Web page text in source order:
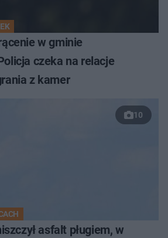
w gminie
czeka na relacje
z kamer
10
asfalt pługiem, w